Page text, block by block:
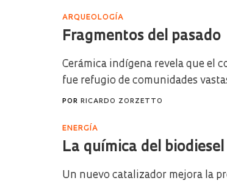
ARQUEOLOGÍA
Fragmentos del pasado
Cerámica indígena revela que el
fue refugio de comunidades
POR RICARDO ZORZETTO
ENERGÍA
La química del biodiesel
Un nuevo catalizador mejora la